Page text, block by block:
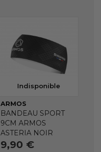
Indisponible
ARMOS
BANDEAU SPORT
9CM ARMOS
ASTERIA NOIR
9,90 €